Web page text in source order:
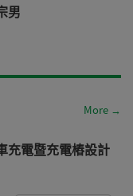
男
More →
充電暨充電樁設計